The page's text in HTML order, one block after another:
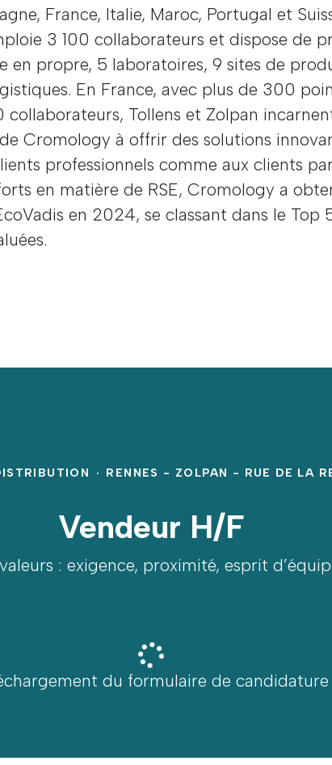
France, Italie, Maroc, Portugal et
3 100 collaborateurs et dispose de
en propre, 5 laboratoires, 9 sites de
En France, avec plus de 300
Tollens et Zolpan
Cromology à offrir des solutions
professionnels comme aux clients
en matière de RSE, Cromology a
en 2024, se classant dans le Top
· RENNES - ZOLPAN - RUE DE LA
Vendeur H/F
: exigence, proximité, esprit
du formulaire de candidature